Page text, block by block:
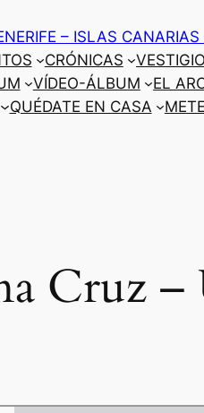
– ISLAS CANARIAS
CRÓNICAS
VÍDEO-ÁLBUM EL
QUÉDATE EN CASA
Cruz –